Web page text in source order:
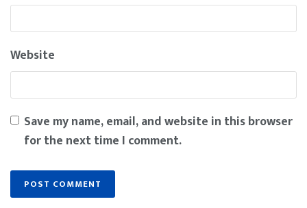
Website
Save my name, email, and website in this browser
for the next time I comment.